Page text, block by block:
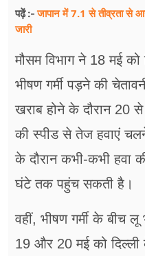
पढ़ें :-जापान में 7.1 से तीव्रता से
जारी
मौसम विभाग ने 18 मई
भीषण गर्मी पड़ने की
खराब होने के दौरान 20
की स्पीड से तेज हवाएं
के दौरान कभी-कभी हवा
घंटे तक पहुंच सकती है।
वहीं, भीषण गर्मी के बीच लू
19 और 20 मई को